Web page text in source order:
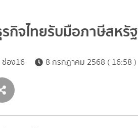
กิจไทยรับมือภาษีสห
ช่อง16 8 กรกฎาคม 2568 ( 16:58 )